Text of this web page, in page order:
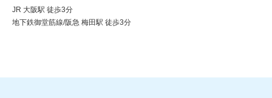
JR 大阪駅 徒歩3分
地下鉄御堂筋線/阪急 梅田駅 徒歩3分